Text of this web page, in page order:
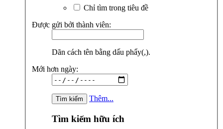
Chỉ tìm trong tiêu đề
Được gửi bởi thành viên:
Dãn cách tên bằng dấu phẩy(,).
Mới hơn ngày:
Thêm...
Tìm kiếm hữu ích